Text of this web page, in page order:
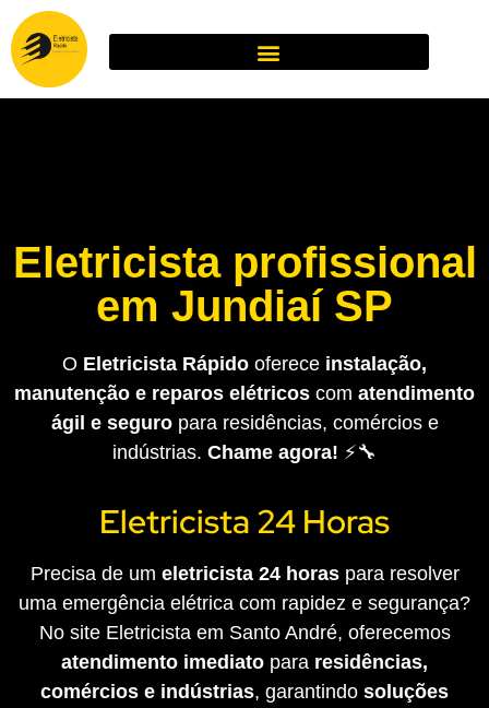
Eletricista profissional
em Jundiaí SP
O Eletricista Rápido oferece instalação,
manutenção e reparos elétricos com atendimento
ágil e seguropara residências, comércios e
indústrias. Chame agora! ⚡🔧
Eletricista 24 Horas
Precisa de um eletricista 24 horaspara resolver
uma emergência elétrica com rapidez e segurança?
No site Eletricista em Santo André, oferecemos
atendimento imediato para residências,
comércios e indústrias, garantindo soluções